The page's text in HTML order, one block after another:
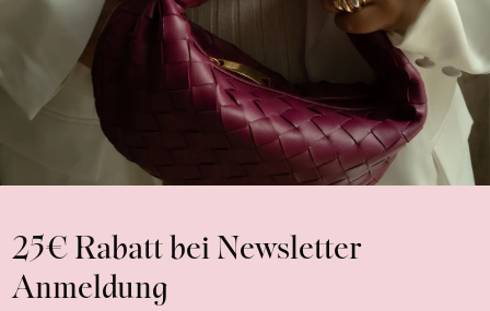
25€ Rabatt bei Newsletter
Anmeldung